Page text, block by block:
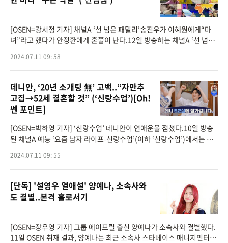
[OSEN=강서정 기자] 채널A ‘선 넘은 패밀리’송진우가 이혜원에게“마
녀”라고 했다가 안정환에게 혼쭐이 난다.12일 방송하는 채널A ‘선 넘은
2024.07.11 09: 58
데니안, ‘20년 소개팅 無’ 고백..“자만추
고집→52세 결혼할 것” (‘신랑수업’)[Oh!
쎈 포인트]
[OSEN=박하영 기자] ‘신랑수업’ 데니안이 연애운을 점쳤다.10일 방송
된 채널A 예능 ‘요즘 남자 라이프-신랑수업’(이하 ‘신랑수업’)에서는 데
2024.07.11 09: 55
[단독] '설영우 열애설' 양예나, 소속사와
도 결별..본격 홀로서기
[OSEN=장우영 기자] 그룹 에이프릴 출신 양예나가 소속사와 결별했다.
11일 OSEN 취재 결과, 양예나는 최근 소속사 스타베이스 매니지민터 그